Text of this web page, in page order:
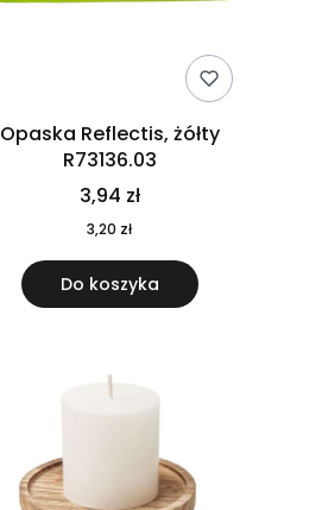
Opaska Reflectis, żółty
R73136.03
3,94 zł
3,20 zł
Do koszyka